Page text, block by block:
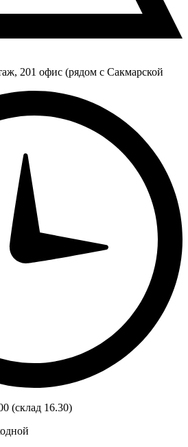
201 офис (рядом с Сакмарской
(склад 16.30)